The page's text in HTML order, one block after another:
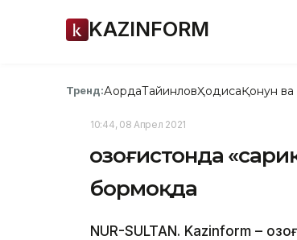
KAZINFORM
Тренд:АқордаТайинловҲодисаҚонун
10:44, 08 Апрел 2021
Қозоғистонда
бормоқда
NUR-SULTAN. Kazinform –